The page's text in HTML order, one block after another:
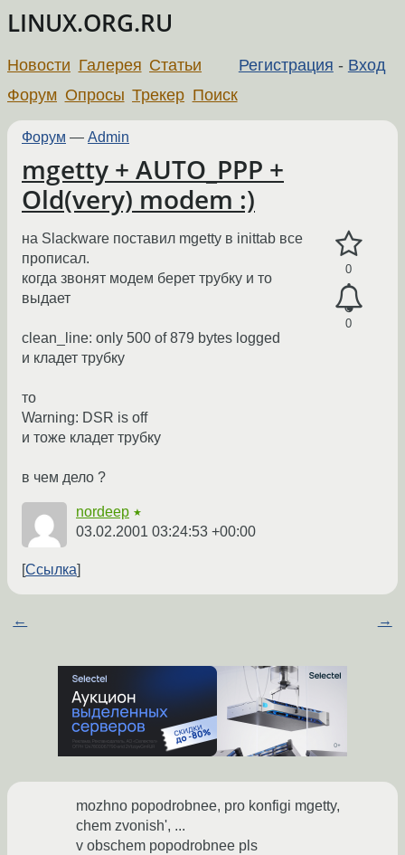
LINUX.ORG.RU
Регистрация - Вход
Новости Галерея Статьи
Форум Опросы Трекер Поиск
Форум — Admin
mgetty + AUTO_PPP +
Old(very) modem :)
0
0
на Slackware поставил mgetty в inittab все
прописал.
когда звонят модем берет трубку и то
выдает
clean_line: only 500 of 879 bytes logged
и кладет трубку
то
Warning: DSR is off
и тоже кладет трубку
в чем дело ?
nordeep ★
03.02.2001 03:24:53 +00:00
Ссылка
← →
mozhno popodrobnee, pro konfigi mgetty,
chem zvonish', ...
v obschem popodrobnee pls